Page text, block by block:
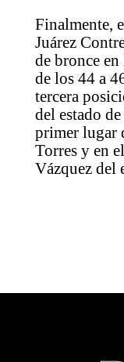
Finalmente,
Juárez
de bronce
de los 44 a
tercera
del estado
primer lugar
Torres y en
Vázquez del